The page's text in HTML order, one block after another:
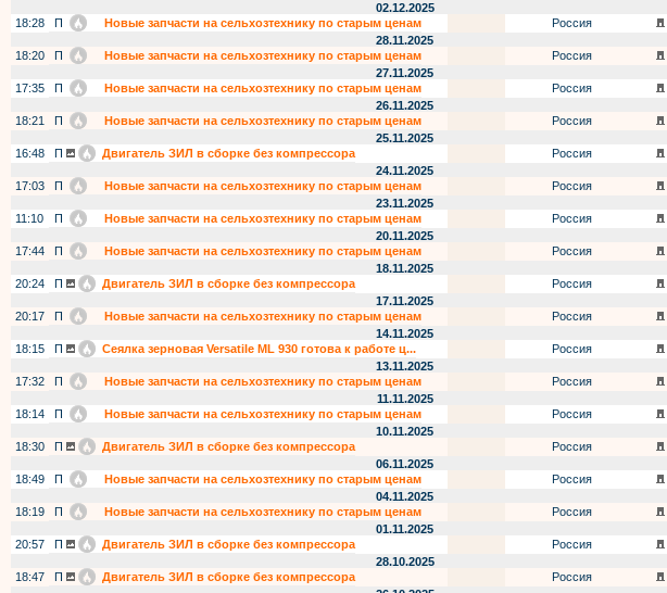
02.12.2025
18:28
П Новые запчасти на сельхозтехнику по старым ценам Россия
28.11.2025
18:20
П Новые запчасти на сельхозтехнику по старым ценам Россия
27.11.2025
17:35
П Новые запчасти на сельхозтехнику по старым ценам Россия
26.11.2025
18:21
П Новые запчасти на сельхозтехнику по старым ценам Россия
25.11.2025
16:48
П Двигатель ЗИЛ в сборке без компрессора Россия
24.11.2025
17:03
П Новые запчасти на сельхозтехнику по старым ценам Россия
23.11.2025
11:10
П Новые запчасти на сельхозтехнику по старым ценам Россия
20.11.2025
17:44
П Новые запчасти на сельхозтехнику по старым ценам Россия
18.11.2025
20:24
П Двигатель ЗИЛ в сборке без компрессора Россия
17.11.2025
20:17
П Новые запчасти на сельхозтехнику по старым ценам Россия
14.11.2025
18:15
П Сеялка зерновая Versatile ML 930 готова к работе ц... Россия
13.11.2025
17:32
П Новые запчасти на сельхозтехнику по старым ценам Россия
11.11.2025
18:14
П Новые запчасти на сельхозтехнику по старым ценам Россия
10.11.2025
18:30
П Двигатель ЗИЛ в сборке без компрессора Россия
06.11.2025
18:49
П Новые запчасти на сельхозтехнику по старым ценам Россия
04.11.2025
18:19
П Новые запчасти на сельхозтехнику по старым ценам Россия
01.11.2025
20:57
П Двигатель ЗИЛ в сборке без компрессора Россия
28.10.2025
18:47
П Двигатель ЗИЛ в сборке без компрессора Россия